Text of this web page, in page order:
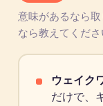
意味があるなら
なら教えてくださ
ウェイク
だけで、